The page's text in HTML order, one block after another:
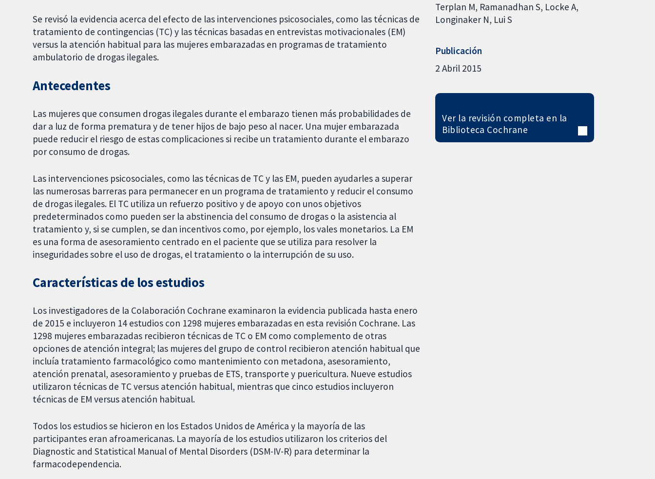
Se revisó la evidencia acerca del efecto de las intervenciones psicosociales, como las técnicas de
tratamiento de contingencias (TC) y las técnicas basadas en entrevistas motivacionales (EM)
versus la atención habitual para las mujeres embarazadas en programas de tratamiento
ambulatorio de drogas ilegales.
Antecedentes
Las mujeres que consumen drogas ilegales durante el embarazo tienen más probabilidades de
dar a luz de forma prematura y de tener hijos de bajo peso al nacer. Una mujer embarazada
puede reducir el riesgo de estas complicaciones si recibe un tratamiento durante el embarazo
por consumo de drogas.
Las intervenciones psicosociales, como las técnicas de TC y las EM, pueden ayudarles a superar
las numerosas barreras para permanecer en un programa de tratamiento y reducir el consumo
de drogas ilegales. El TC utiliza un refuerzo positivo y de apoyo con unos objetivos
predeterminados como pueden ser la abstinencia del consumo de drogas o la asistencia al
tratamiento y, si se cumplen, se dan incentivos como, por ejemplo, los vales monetarios. La EM
es una forma de asesoramiento centrado en el paciente que se utiliza para resolver la
inseguridades sobre el uso de drogas, el tratamiento o la interrupción de su uso.
Características de los estudios
Los investigadores de la Colaboración Cochrane examinaron la evidencia publicada hasta enero
de 2015 e incluyeron 14 estudios con 1298 mujeres embarazadas en esta revisión Cochrane. Las
1298 mujeres embarazadas recibieron técnicas de TC o EM como complemento de otras
opciones de atención integral; las mujeres del grupo de control recibieron atención habitual que
incluía tratamiento farmacológico como mantenimiento con metadona, asesoramiento,
atención prenatal, asesoramiento y pruebas de ETS, transporte y puericultura. Nueve estudios
utilizaron técnicas de TC versus atención habitual, mientras que cinco estudios incluyeron
técnicas de EM versus atención habitual.
Todos los estudios se hicieron en los Estados Unidos de América y la mayoría de las
participantes eran afroamericanas. La mayoría de los estudios utilizaron los criterios del
Diagnostic and Statistical Manual of Mental Disorders (DSM-IV-R) para determinar la
farmacodependencia.
Terplan M Ramanadhan S Locke A
Longinaker N Lui S
Publicación
2 Abril 2015
Ver la revisión completa en la
Biblioteca Cochrane